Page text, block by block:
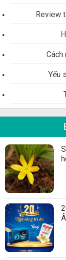
Review
Cách
Yếu